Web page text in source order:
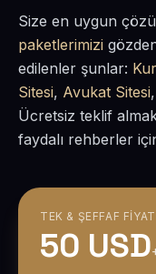
Size en uygun
paketlerimizi
edilenler şunlar:
Sitesi, Avukat Sitesi,
Ücretsiz teklif
faydalı rehberler
TEK & ŞEFFAF FIYAT
50 USD